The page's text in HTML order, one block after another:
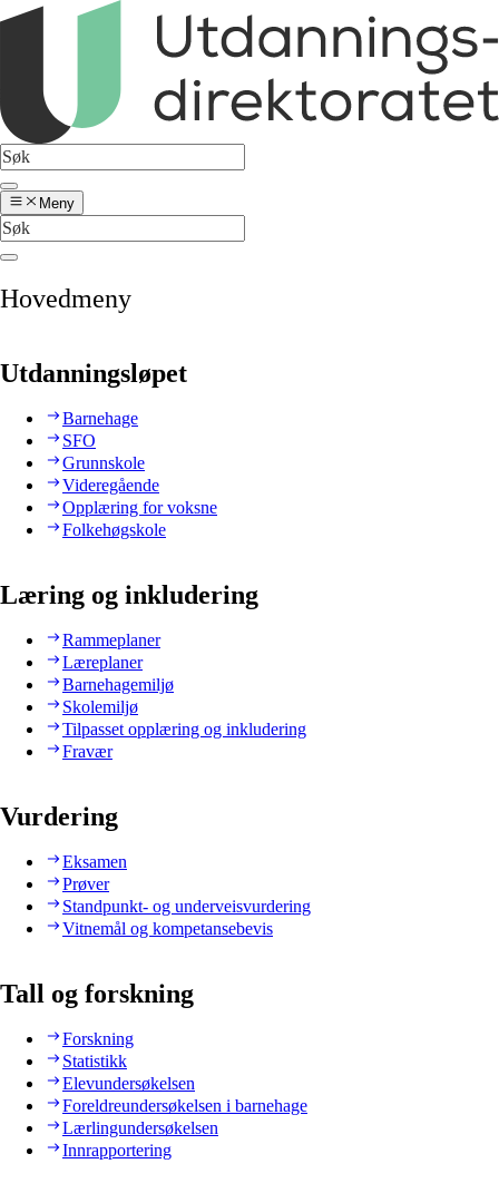
Meny
Hovedmeny
Utdanningsløpet
Barnehage
SFO
Grunnskole
Videregående
Opplæring for voksne
Folkehøgskole
Læring og inkludering
Rammeplaner
Læreplaner
Barnehagemiljø
Skolemiljø
Tilpasset opplæring og inkludering
Fravær
Vurdering
Eksamen
Prøver
Standpunkt- og underveisvurdering
Vitnemål og kompetansebevis
Tall og forskning
Forskning
Statistikk
Elevundersøkelsen
Foreldreundersøkelsen i barnehage
Lærlingundersøkelsen
Innrapportering